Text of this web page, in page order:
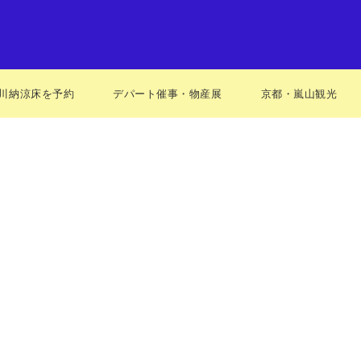
納涼床を予約 デパート催事・物産展 京都・嵐山観光